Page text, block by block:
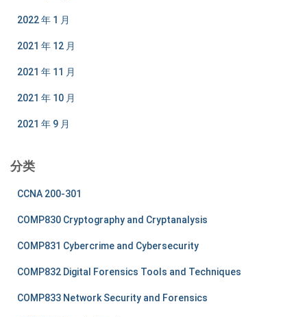
2022 年 1 月
2021 年 12 月
2021 年 11 月
2021 年 10 月
2021 年 9 月
分类
CCNA 200-301
COMP830 Cryptography and Cryptanalysis
COMP831 Cybercrime and Cybersecurity
COMP832 Digital Forensics Tools and Techniques
COMP833 Network Security and Forensics